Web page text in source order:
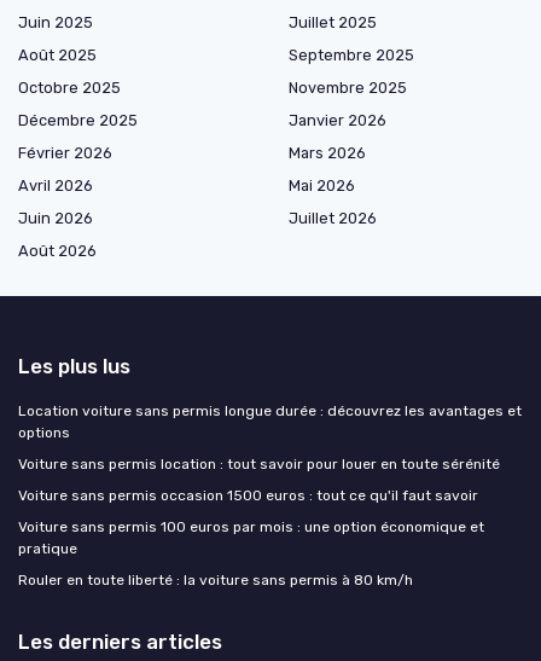
Juin 2025
Juillet 2025
Août 2025
Septembre 2025
Octobre 2025
Novembre 2025
Décembre 2025
Janvier 2026
Février 2026
Mars 2026
Avril 2026
Mai 2026
Juin 2026
Juillet 2026
Août 2026
Les plus lus
Location voiture sans permis longue durée : découvrez les avantages et
options
Voiture sans permis location : tout savoir pour louer en toute sérénité
Voiture sans permis occasion 1500 euros : tout ce qu'il faut savoir
Voiture sans permis 100 euros par mois : une option économique et
pratique
Rouler en toute liberté : la voiture sans permis à 80 km/h
Les derniers articles